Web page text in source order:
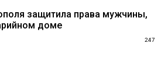
защитила права мужчины,
доме
247